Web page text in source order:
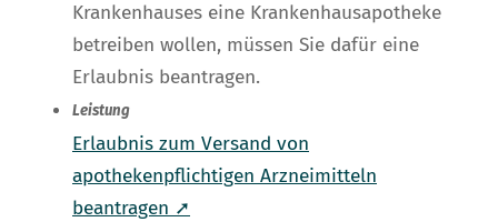
Krankenhauses eine Krankenhausapotheke
betreiben wollen, müssen Sie dafür eine
Erlaubnis beantragen.
Leistung
Erlaubnis zum Versand von
apothekenpflichtigen Arzneimitteln
beantragen ➚